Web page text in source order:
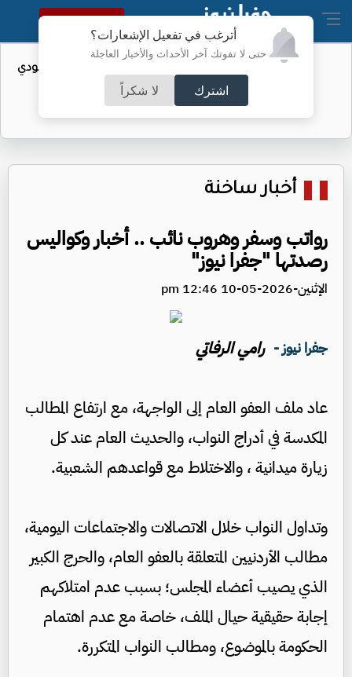
أترغب في تفعيل الإشعارات؟
حتى لا تفوتك آخر الأحداث والأخبار العاجلة
اشترك لا شكراً
النسخة الكاملة
أخبار ساخنة
رواتب وسفر وهروب نائب .. أخبار وكواليس
رصدتها "جفرا نيوز"
الإثنين-2026-05-10 12:46 pm
جفرا نيوز - رامي الرفاتي
عاد ملف العفو العام إلى الواجهة، مع ارتفاع المطالب
المكدسة في أدراج النواب، والحديث العام عند كل
زيارة ميدانية ، والاختلاط مع قواعدهم الشعبية.
وتداول النواب خلال الاتصالات والاجتماعات اليومية،
مطالب الأردنيين المتعلقة بالعفو العام، والحرج الكبير
الذي يصيب أعضاء المجلس؛ بسبب عدم امتلاكهم
إجابة حقيقية حيال الملف، خاصة مع عدم اهتمام
الحكومة بالموضوع، ومطالب النواب المتكررة.